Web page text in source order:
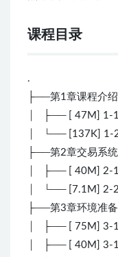
课程目录
.
├──第1章课程介
│ ├── [ 47M] 1-1
│ └── [137K] 1-
├──第2章交易系
│ ├── [ 40M] 2-1
│ └── [7.1M] 2-2
├──第3章环境准
│ ├── [ 75M] 3-
│ ├── [ 40M] 3-